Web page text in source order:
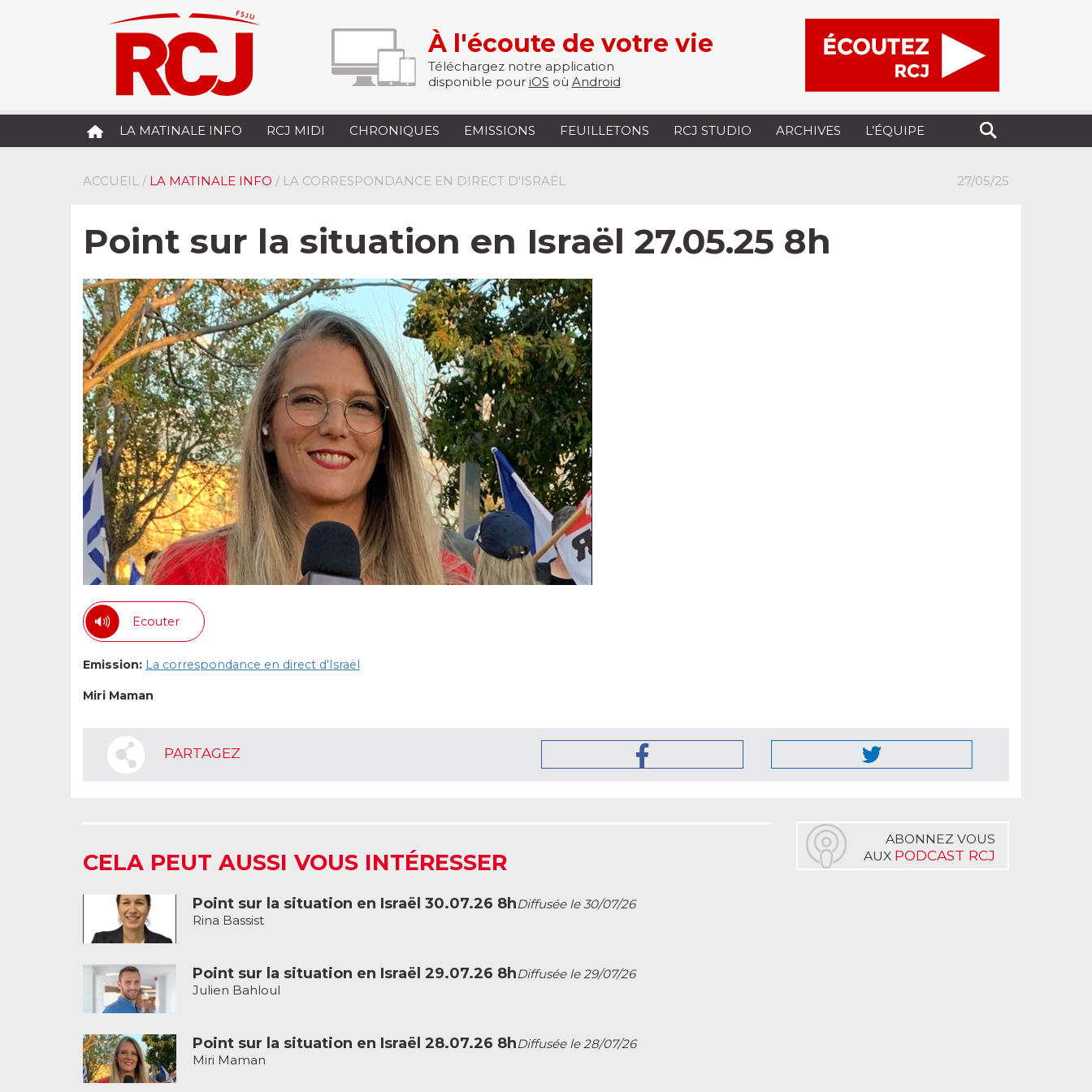
À l'écoute de votre vie
Téléchargez notre application
disponible pour iOS où Android
LA MATINALE INFO RCJ MIDI CHRONIQUES EMISSIONS FEUILLETONS RCJ STUDIO ARCHIVES L’ÉQUIPE
ACCUEIL / LA MATINALE INFO / LA CORRESPONDANCE EN DIRECT D'ISRAËL 27/05/25
Point sur la situation en Israël 27.05.25 8h
Ecouter
Emission: La correspondance en direct d'Israël
Miri Maman
PARTAGEZ
CELA PEUT AUSSI VOUS INTÉRESSER
Point sur la situation en Israël 30.07.26 8hDiffusée le 30/07/26
Rina Bassist
Point sur la situation en Israël 29.07.26 8hDiffusée le 29/07/26
Julien Bahloul
Point sur la situation en Israël 28.07.26 8hDiffusée le 28/07/26
Miri Maman
ABONNEZ VOUS
AUX PODCAST RCJ